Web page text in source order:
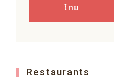
ไทย
Restaurants